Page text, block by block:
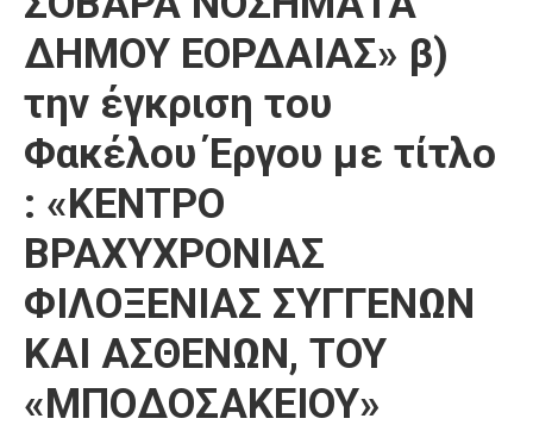
ΔΗΜΟΥ ΕΟΡΔΑΙΑΣ» β)
την έγκριση του
Φακέλου Έργου με τίτλο
: «ΚΕΝΤΡΟ
ΒΡΑΧΥΧΡΟΝΙΑΣ
ΦΙΛΟΞΕΝΙΑΣ ΣΥΓΓΕΝΩΝ
ΚΑΙ ΑΣΘΕΝΩΝ, ΤΟΥ
«ΜΠΟΔΟΣΑΚΕΙΟΥ»